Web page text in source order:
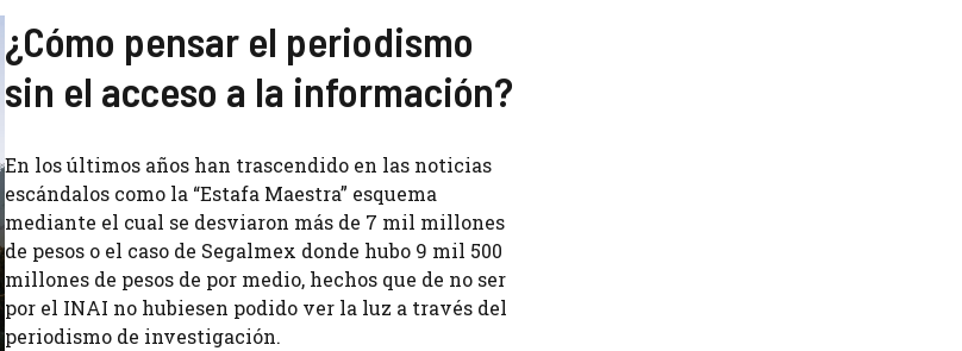
¿Cómo pensar el periodismo
sin el acceso a la información?
En los últimos años han trascendido en las noticias
escándalos como la “Estafa Maestra” esquema
mediante el cual se desviaron más de 7 mil millones
de pesos o el caso de Segalmex donde hubo 9 mil 500
millones de pesos de por medio, hechos que de no ser
por el INAI no hubiesen podido ver la luz a través del
periodismo de investigación.